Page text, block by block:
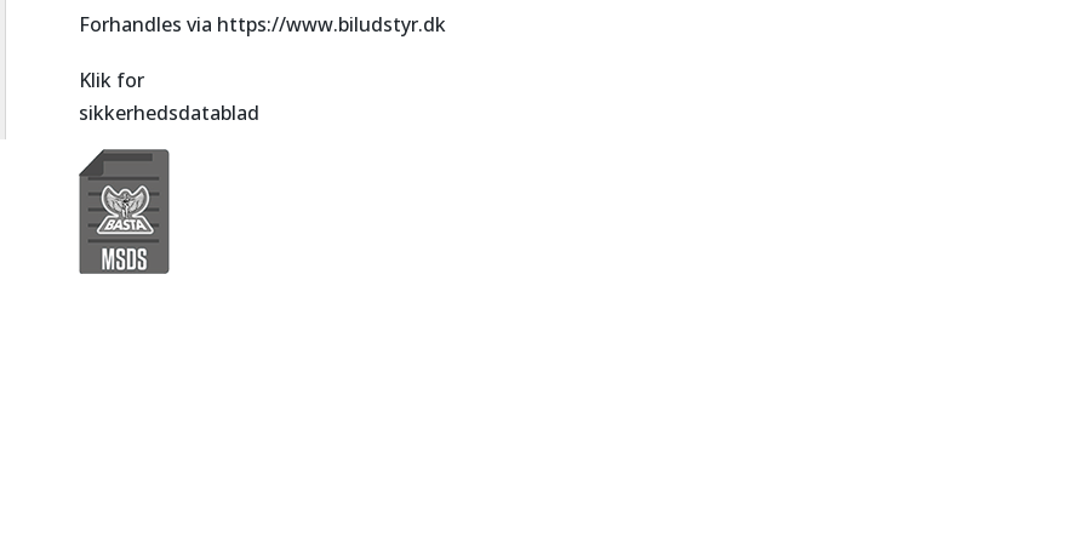
Forhandles via https://www.biludstyr.dk
Klik for
sikkerhedsdatablad